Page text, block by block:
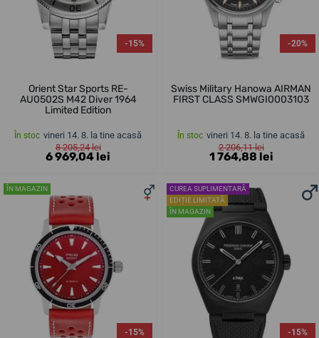
-15%
Orient Star Sports RE-
AU0502S M42 Diver 1964
Limited Edition
În stoc vineri 14. 8. la tine acasă
8 205,24 lei
6 969,04 lei
-20%
Swiss Military Hanowa AIRMAN
FIRST CLASS SMWGI0003103
În stoc vineri 14. 8. la tine acasă
2 206,11 lei
1 764,88 lei
ÎN MAGAZIN
-15%
CUREA SUPLIMENTARĂ
EDIȚIE LIMITATĂ
ÎN MAGAZIN
-15%